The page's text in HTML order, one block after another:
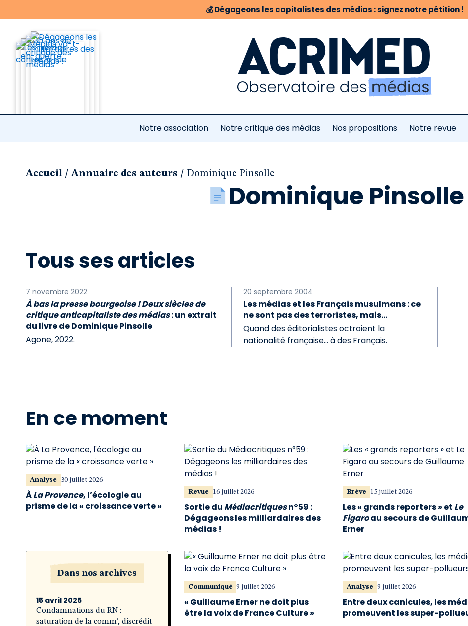
💰Dégageons les capitalistes des médias : signez notre pétition !
Notre association Notre critique des médias Nos propositions Notre revue
Accueil / Annuaire des auteurs / Dominique Pinsolle
Dominique Pinsolle
Tous ses articles
7 novembre 2022
À bas la presse bourgeoise ! Deux siècles de
critique anticapitaliste des médias: un extrait
du livre de Dominique Pinsolle
Agone, 2022.
20 septembre 2004
Les médias et les Français musulmans : ce
ne sont pas des terroristes, mais...
Quand des éditorialistes octroient la
nationalité française... à des Français.
En ce moment
Analyse 30 juillet 2026
ÀLa Provence, l’écologie au
prisme de la « croissance verte »
Revue 16 juillet 2026
Sortie du Médiacritiquesn°59 :
Dégageons les milliardaires des
médias !
Brève 15 juillet 2026
Les « grands reporters » et Le
Figaroau secours de
Erner
Dans nos archives
15 avril 2025
Condamnations du RN :
saturation de la comm’, discrédit
Communiqué 9 juillet 2026
« Guillaume Erner ne doit plus
être la voix de France Culture »
Analyse 9 juillet 2026
Entre deux canicules, les
promeuvent les super-